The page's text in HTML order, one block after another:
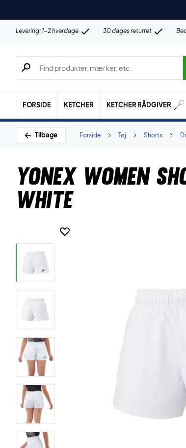
Levering: 1-2 hverdage 30 dages returret
Søg efter produkter, mærker etc.
FORSIDE KETCHER KETCHER RÅDGIVER
Tilbage Shorts
Tøj
Forside
Yonex Women
White